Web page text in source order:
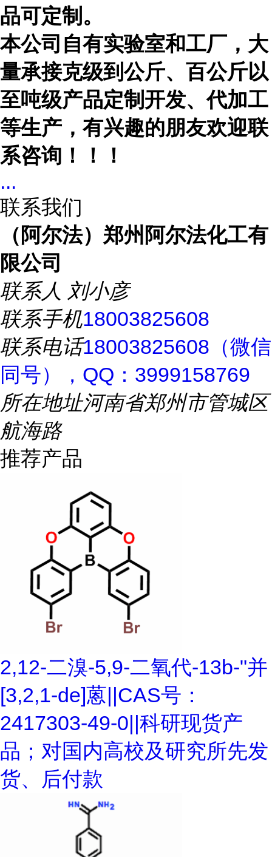
品可定制。
本公司自有实验室和工厂，大
量承接克级到公斤、百公斤以
至吨级产品定制开发、代加工
等生产，有兴趣的朋友欢迎联
系咨询！！！
...
联系我们
（阿尔法）郑州阿尔法化工有
限公司
联系人 刘小彦
联系手机18003825608
联系电话18003825608（微信
同号），QQ：3999158769
所在地址河南省郑州市管城区
航海路
推荐产品
2,12-二溴-5,9-二氧代-13b-"并
[3,2,1-de]蒽||CAS号：
2417303-49-0||科研现货产
品；对国内高校及研究所先发
货、后付款